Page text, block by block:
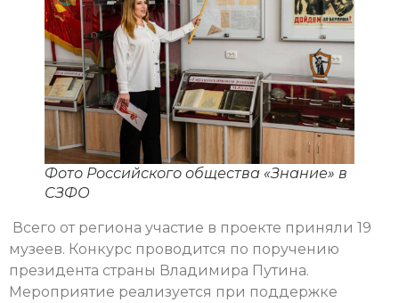
Фото Российского общества «Знание» в
СЗФО
Всего от региона участие в проекте приняли 19
музеев. Конкурс проводится по поручению
президента страны Владимира Путина.
Мероприятие реализуется при поддержке